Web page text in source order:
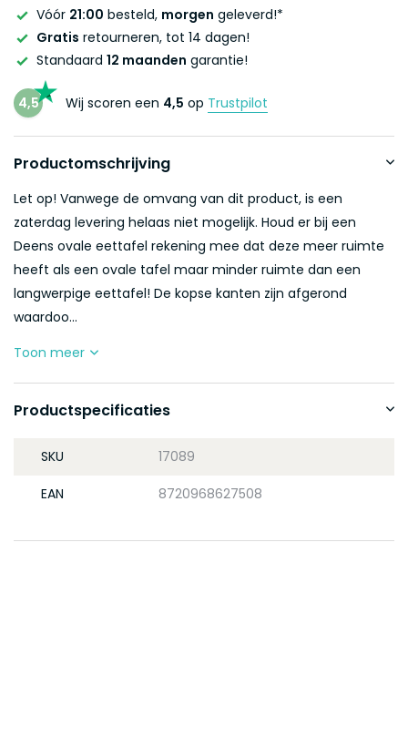
Vóór 21:00 besteld, morgen geleverd!*
Gratis retourneren, tot 14 dagen!
Standaard 12 maanden garantie!
4,5 Wij scoren een 4,5 op Trustpilot
Productomschrijving
Let op! Vanwege de omvang van dit product, is een
zaterdag levering helaas niet mogelijk. Houd er bij een
Deens ovale eettafel rekening mee dat deze meer ruimte
heeft als een ovale tafel maar minder ruimte dan een
langwerpige eettafel! De kopse kanten zijn afgerond
waardoo...
Toon meer
Productspecificaties
SKU 17089
EAN 8720968627508